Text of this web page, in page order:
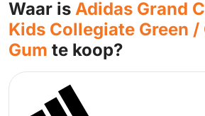
Waar is Adidas Grand
Kids Collegiate Green
Gum te koop?